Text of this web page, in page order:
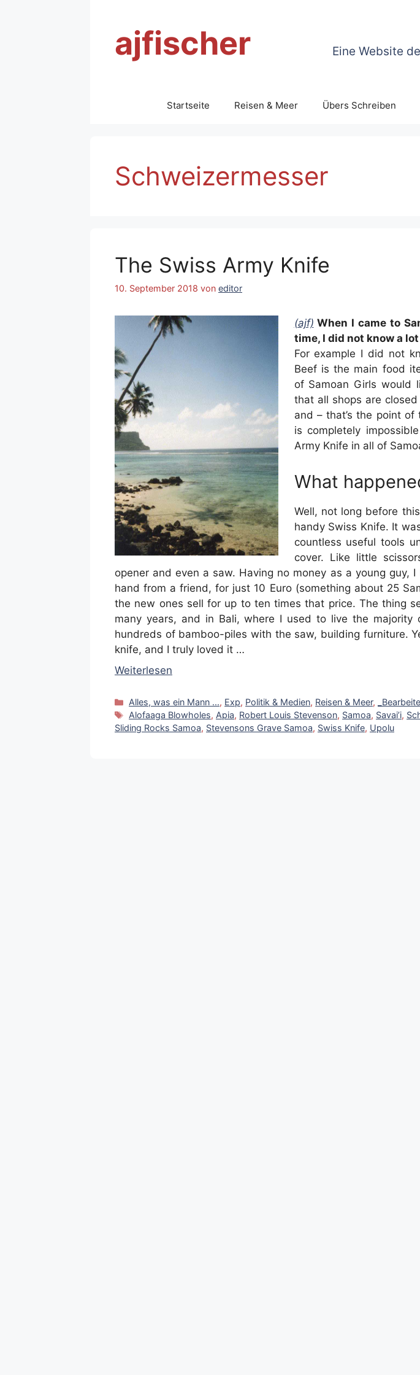
ajfischer
Eine Website
Startseite Reisen & Meer Übers Schreiben
Schweizermesser
The Swiss Army Knife
10. September 2018 von editor
(ajf) When I came to
time, I did not know a
For example I did not
Beef is the main food
of Samoan Girls would
that all shops are
and – that’s the point
is completely
Army Knife in all of
What
Well, not long before
handy Swiss Knife. It
countless useful tools
cover. Like little
opener and even a saw. Having no money as a young guy,
hand from a friend, for just 10 Euro (something about 25
the new ones sell for up to ten times that price. The thing
many years, and in Bali, where I used to live the majority
hundreds of bamboo-piles with the saw, building furniture.
knife, and I truly loved it …
Weiterlesen
Kategorien
Alles, was ein Mann ..., Exp, Politik & Medien, Reisen & Meer,
Schlagwörter
Alofaaga Blowholes,Apia, Robert Louis Stevenson, Samoa, Savai’i,
Sliding Rocks Samoa, Stevensons Grave Samoa, Swiss Knife, Upolu